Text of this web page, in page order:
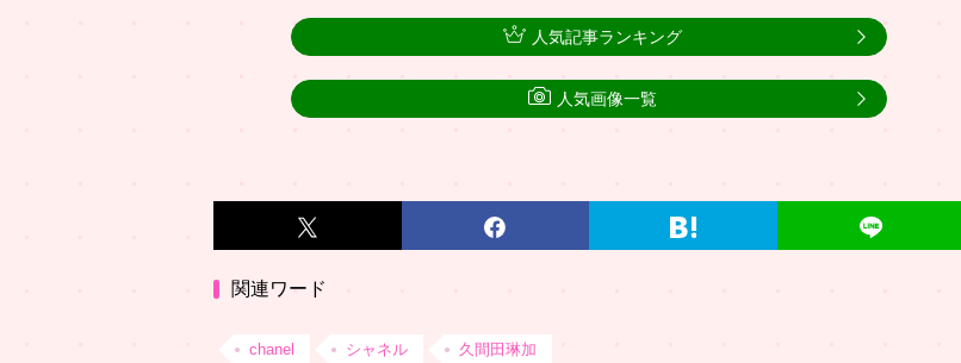
関連ワード
chanel シャネル 久間田琳加
人気記事ランキング
人気画像一覧